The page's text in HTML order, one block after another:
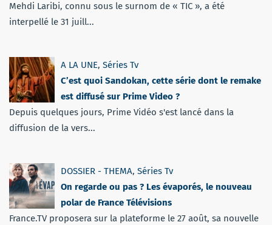
Mehdi Laribi, connu sous le surnom de « TIC », a été
interpellé le 31 juill...
A LA UNE, Séries Tv
C’est quoi Sandokan, cette série dont le remake
est diffusé sur Prime Video ?
Depuis quelques jours, Prime Vidéo s'est lancé dans la
diffusion de la vers...
DOSSIER - THEMA, Séries Tv
On regarde ou pas ? Les évaporés, le nouveau
polar de France Télévisions
France.TV proposera sur la plateforme le 27 août, sa nouvelle